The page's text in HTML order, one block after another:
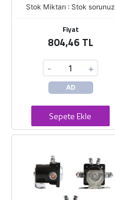
Stok Miktarı : Stok sorunuz
Fiyat
804,46 TL
- +
AD
Sepete Ekle